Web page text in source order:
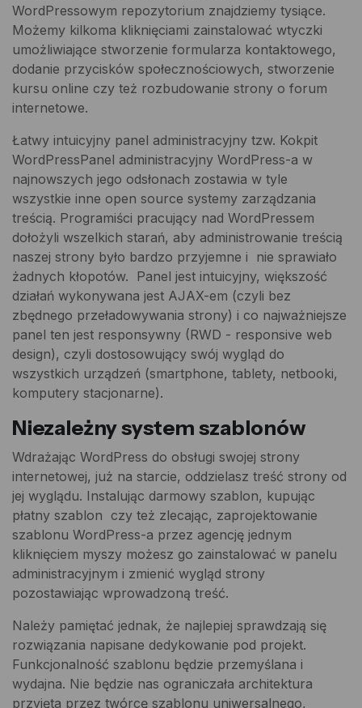
WordPressowym repozytorium znajdziemy tysiące.
Możemy kilkoma kliknięciami zainstalować wtyczki
umożliwiające stworzenie formularza kontaktowego,
dodanie przycisków społecznościowych, stworzenie
kursu online czy też rozbudowanie strony o forum
internetowe.
Łatwy intuicyjny panel administracyjny tzw. Kokpit
WordPressPanel administracyjny WordPress-a w
najnowszych jego odsłonach zostawia w tyle
wszystkie inne open source systemy zarządzania
treścią. Programiści pracujący nad WordPressem
dołożyli wszelkich starań, aby administrowanie treścią
naszej strony było bardzo przyjemne i nie sprawiało
żadnych kłopotów. Panel jest intuicyjny, większość
działań wykonywana jest AJAX-em (czyli bez
zbędnego przeładowywania strony) i co najważniejsze
panel ten jest responsywny (RWD - responsive web
design), czyli dostosowujący swój wygląd do
wszystkich urządzeń (smartphone, tablety, netbooki,
komputery stacjonarne).
Niezależny system szablonów
Wdrażając WordPress do obsługi swojej strony
internetowej, już na starcie, oddzielasz treść strony od
jej wyglądu. Instalując darmowy szablon, kupując
płatny szablon czy też zlecając, zaprojektowanie
szablonu WordPress-a przez agencję jednym
kliknięciem myszy możesz go zainstalować w panelu
administracyjnym i zmienić wygląd strony
pozostawiając wprowadzoną treść.
Należy pamiętać jednak, że najlepiej sprawdzają się
rozwiązania napisane dedykowanie pod projekt.
Funkcjonalność szablonu będzie przemyślana i
wydajna. Nie będzie nas ograniczała architektura
przyjęta przez twórcę szablonu uniwersalnego,